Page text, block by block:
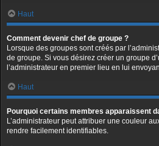
Haut
Comment devenir chef de groupe ?
Lorsque des groupes sont créés par
de groupe. Si vous désirez créer un groupe
l’administrateur en premier lieu en lui
Haut
Pourquoi certains membres apparaissent
L’administrateur peut attribuer une couleur
rendre facilement identifiables.